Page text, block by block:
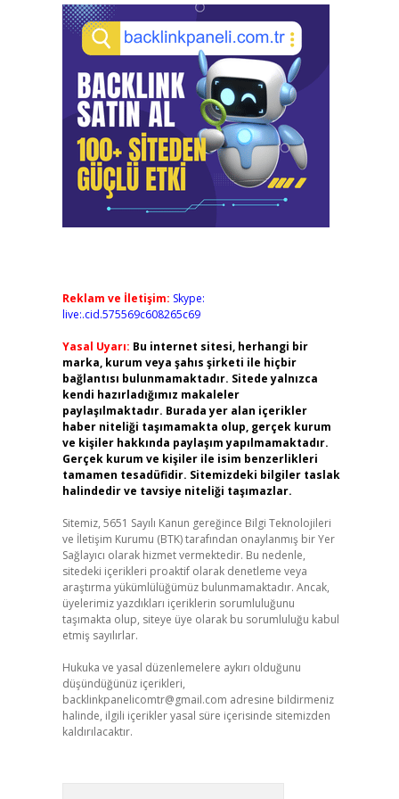
Reklam ve İletişim: Skype:
live:.cid.575569c608265c69
Yasal Uyarı: Bu internet sitesi, herhangi bir
marka, kurum veya şahıs şirketi ile hiçbir
bağlantısı bulunmamaktadır. Sitede yalnızca
kendi hazırladığımız makaleler
paylaşılmaktadır. Burada yer alan içerikler
haber niteliği taşımamakta olup, gerçek kurum
ve kişiler hakkında paylaşım yapılmamaktadır.
Gerçek kurum ve kişiler ile isim benzerlikleri
tamamen tesadüfidir. Sitemizdeki bilgiler taslak
halindedir ve tavsiye niteliği taşımazlar.
Sitemiz, 5651 Sayılı Kanun gereğince Bilgi Teknolojileri
ve İletişim Kurumu (BTK) tarafından onaylanmış bir Yer
Sağlayıcı olarak hizmet vermektedir. Bu nedenle,
sitedeki içerikleri proaktif olarak denetleme veya
araştırma yükümlülüğümüz bulunmamaktadır. Ancak,
üyelerimiz yazdıkları içeriklerin sorumluluğunu
taşımakta olup, siteye üye olarak bu sorumluluğu kabul
etmiş sayılırlar.
Hukuka ve yasal düzenlemelere aykırı olduğunu
düşündüğünüz içerikleri,
backlinkpanelicomtr@gmail.com adresine bildirmeniz
halinde, ilgili içerikler yasal süre içerisinde sitemizden
kaldırılacaktır.